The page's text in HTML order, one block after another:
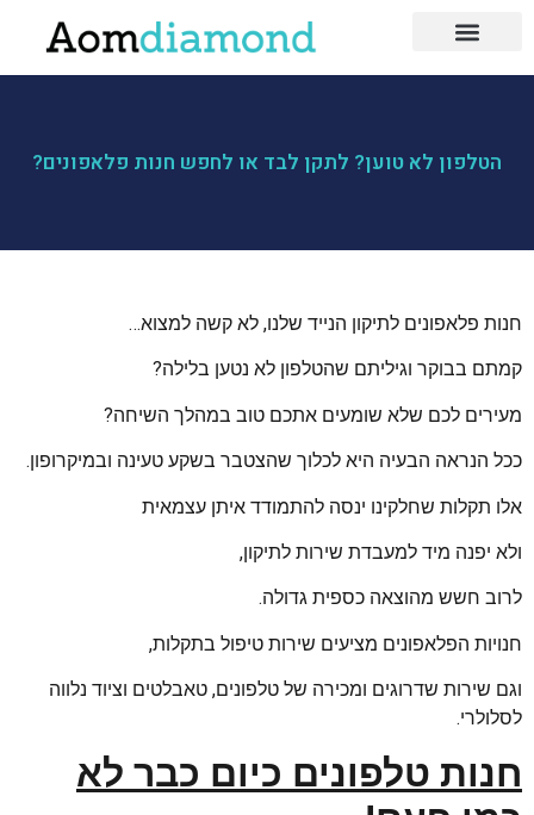
הטלפון לא טוען? לתקן לבד או לחפש חנות פלאפונים?
חנות פלאפונים לתיקון הנייד שלנו, לא קשה למצוא…
​קמתם בבוקר וגיליתם שהטלפון לא נטען בלילה?
מעירים לכם שלא שומעים אתכם טוב במהלך השיחה?
ככל הנראה הבעיה היא לכלוך שהצטבר בשקע טעינה ובמיקרופון.
אלו תקלות שחלקינו ינסה להתמודד איתן עצמאית
ולא יפנה מיד למעבדת שירות לתיקון,
לרוב חשש מהוצאה כספית גדולה.
חנויות הפלאפונים מציעים שירות טיפול בתקלות,
וגם שירות שדרוגים ומכירה של טלפונים, טאבלטים וציוד נלווה
לסלולרי.
חנות טלפונים כיום כבר לא